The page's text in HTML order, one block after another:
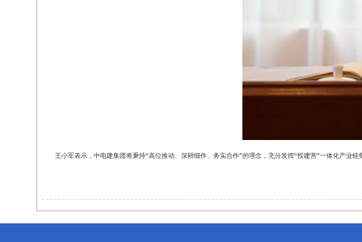
王小军表示，中电建集团将秉持“高位推动、深耕细作、务实合作”的理念，充分发挥“投建营”一体化产业